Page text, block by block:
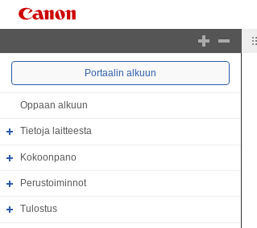
Portaalin alkuun
Oppaan alkuun
Tietoja laitteesta
Kokoonpano
Perustoiminnot
Tulostus